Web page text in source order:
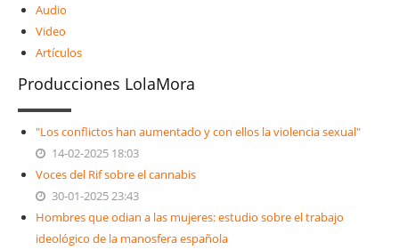
Audio
Video
Artículos
Producciones LolaMora
"Los conflictos han aumentado y con ellos la violencia sexual"
14-02-2025 18:03
Voces del Rif sobre el cannabis
30-01-2025 23:43
Hombres que odian a las mujeres: estudio sobre el trabajo
ideológico de la manosfera española